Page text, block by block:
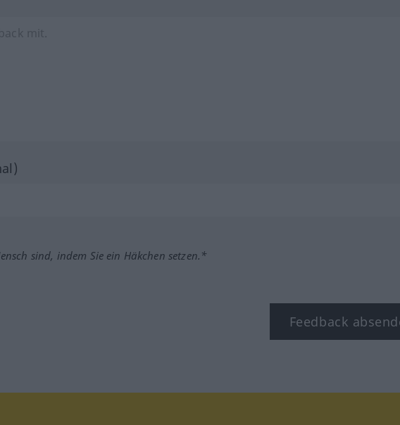
sind, indem Sie ein Häkchen setzen.*
Feedback